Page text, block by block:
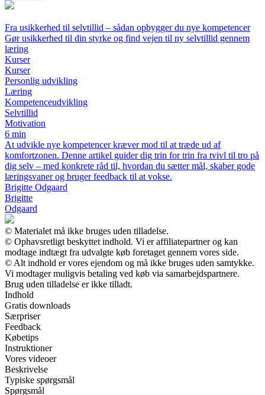
Fra usikkerhed til selvtillid – sådan opbygger du nye kompetencer
Gør usikkerhed til din styrke og find vejen til ny selvtillid gennem
læring
Kurser
Kurser
Personlig udvikling
Læring
Kompetenceudvikling
Selvtillid
Motivation
6 min
At udvikle nye kompetencer kræver mod til at træde ud af
komfortzonen. Denne artikel guider dig trin for trin fra tvivl til tro på
dig selv – med konkrete råd til, hvordan du sætter mål, skaber gode
læringsvaner og bruger feedback til at vokse.
Brigitte Odgaard
Brigitte
Odgaard
© Materialet må ikke bruges uden tilladelse.
© Ophavsretligt beskyttet indhold. Vi er affiliatepartner og kan
modtage indtægt fra udvalgte køb foretaget gennem vores side.
© Alt indhold er vores ejendom og må ikke bruges uden samtykke.
Vi modtager muligvis betaling ved køb via samarbejdspartnere.
Brug uden tilladelse er ikke tilladt.
Indhold
Gratis downloads
Særpriser
Feedback
Købetips
Instruktioner
Vores videoer
Beskrivelse
Typiske spørgsmål
Spørgsmål